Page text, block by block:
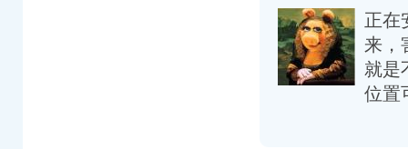
正在
来，
就是
位置